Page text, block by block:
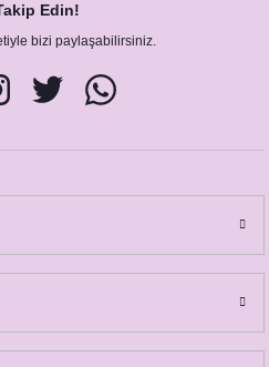
Panosu
Edin!
bizi paylaşabilirsiniz.